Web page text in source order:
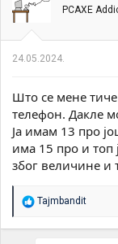
PCAXE
24.05.2024.
Што се мене
телефон. Дакле
Ја имам 13 про
има 15 про и топ
због величине и
R
a
Tajmbandit